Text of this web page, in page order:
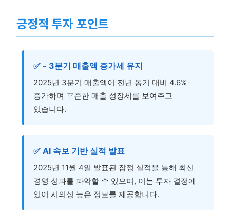
긍정적 투자 포인트
✅ - 3분기 매출액 증가세 유지
2025년 3분기 매출액이 전년 동기 대비 4.6%
증가하며 꾸준한 매출 성장세를 보여주고
있습니다.
✅ AI 속보 기반 실적 발표
2025년 11월 4일 발표된 잠정 실적을 통해 최신
경영 성과를 파악할 수 있으며, 이는 투자 결정에
있어 시의성 높은 정보를 제공합니다.